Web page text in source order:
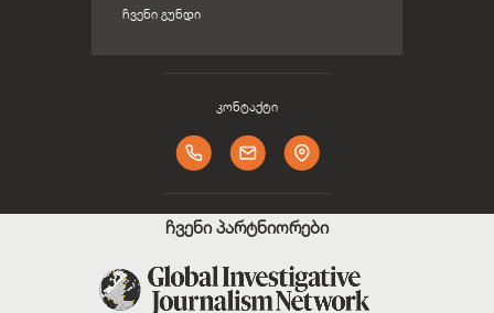
ᲩᲕᲔᲜᲘ ᲒᲣᲜᲓᲘ
კონტაქტი
ჩვენი პარტნიორები